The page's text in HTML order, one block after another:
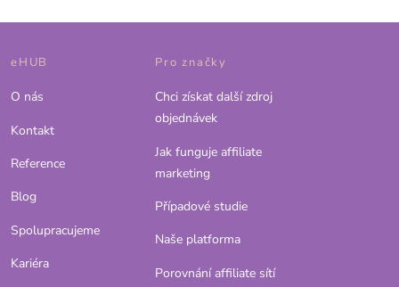
eHUB
O nás
Kontakt
Reference
Blog
Spolupracujeme
Kariéra
Pro značky
Chci získat další zdroj
objednávek
Jak funguje affiliate
marketing
Případové studie
Naše platforma
Porovnání affiliate sítí